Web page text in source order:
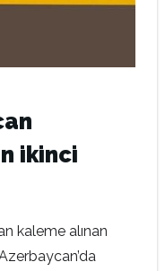
ikinci
kaleme alınan